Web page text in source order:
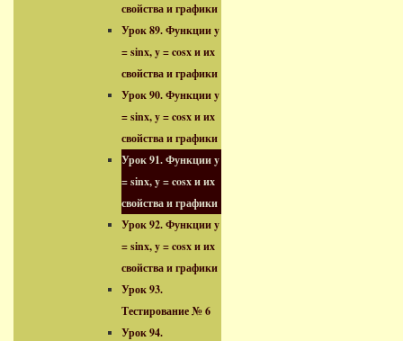
свойства и графики
Урок 89. Функции y
= sinx, y = cosx и их
свойства и графики
Урок 90. Функции y
= sinx, y = cosx и их
свойства и графики
Урок 91. Функции y
= sinx, y = cosx и их
свойства и графики
Урок 92. Функции y
= sinx, y = cosx и их
свойства и графики
Урок 93.
Тестирование № 6
Урок 94.